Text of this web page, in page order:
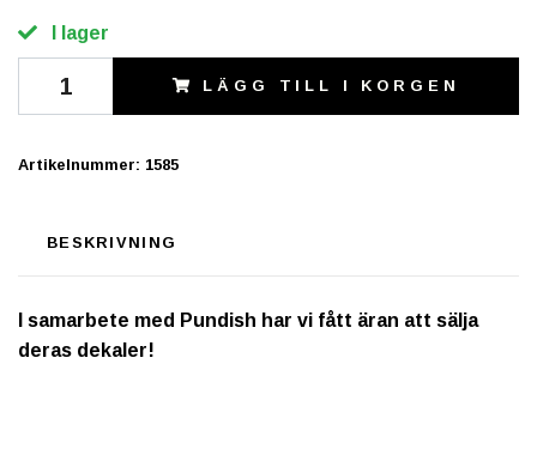
I lager
LÄGG TILL I KORGEN
Artikelnummer: 1585
BESKRIVNING
I samarbete med Pundish har vi fått äran att sälja
deras dekaler!